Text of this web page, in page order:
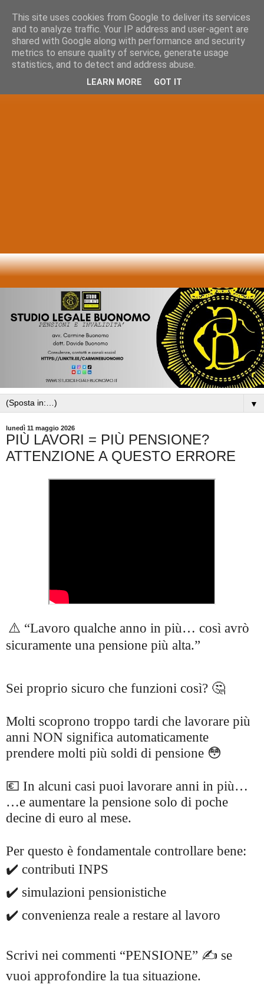
▼
lunedì 11 maggio 2026
PIÙ LAVORI = PIÙ PENSIONE?
ATTENZIONE A QUESTO ERRORE
⚠️ “Lavoro qualche anno in più… così avrò
sicuramente una pensione più alta.”
Sei proprio sicuro che funzioni così? 🤔
Molti scoprono troppo tardi che lavorare più
anni NON significa automaticamente
prendere molti più soldi di pensione 😳
💶 In alcuni casi puoi lavorare anni in più…
…e aumentare la pensione solo di poche
decine di euro al mese.
Per questo è fondamentale controllare bene:
✔️ contributi INPS
✔️ simulazioni pensionistiche
✔️ convenienza reale a restare al lavoro
Scrivi nei commenti “PENSIONE” ✍️ se
vuoi approfondire la tua situazione.
This site uses cookies from Google to deliver its services
and to analyze traffic. Your IP address and user-agent are
shared with Google along with performance and security
metrics to ensure quality of service, generate usage
statistics, and to detect and address abuse.
LEARN MORE GOT IT